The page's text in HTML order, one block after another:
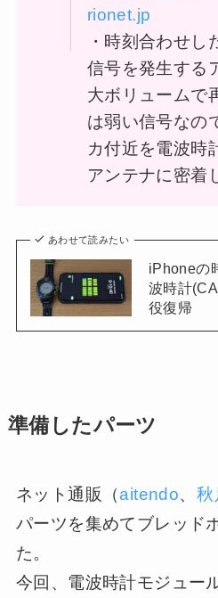
rionet.jp
・時刻合わせし
信号を発生する
大ボリュームで
は弱い信号なの
カ付近を電波時
アンテナに密着
あわせて読みたい
iPhoneの
波時計
役復帰
準備したパーツ
ネット通販（aitendo、 秋
パーツを集めてブレッド
た。
今回、電波時計モジュー